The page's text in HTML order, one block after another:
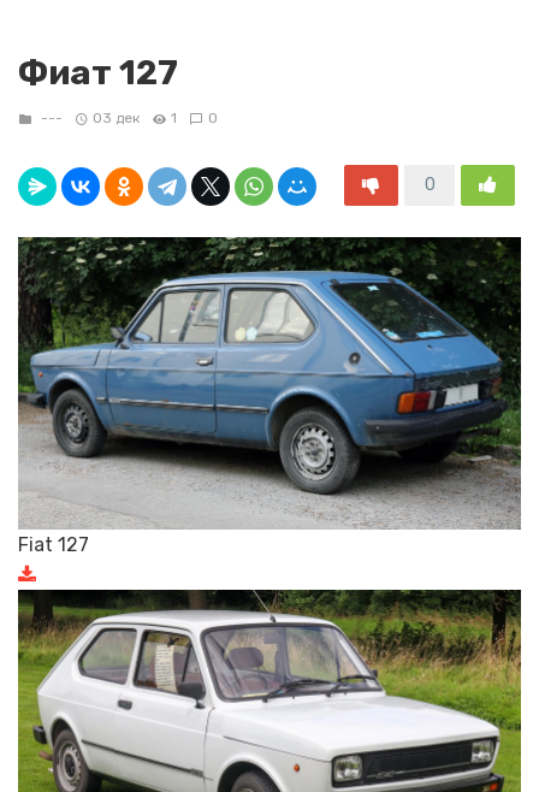
Фиат 127
--- 03 дек 1 0
0
Fiat 127